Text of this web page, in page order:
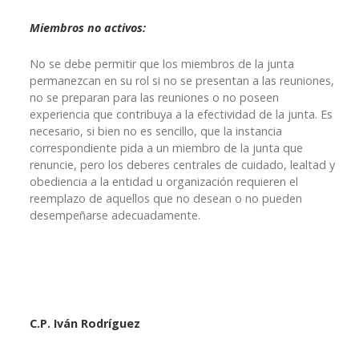
Miembros no activos:
No se debe permitir que los miembros de la junta
permanezcan en su rol si no se presentan a las reuniones,
no se preparan para las reuniones o no poseen
experiencia que contribuya a la efectividad de la junta. Es
necesario, si bien no es sencillo, que la instancia
correspondiente pida a un miembro de la junta que
renuncie, pero los deberes centrales de cuidado, lealtad y
obediencia a la entidad u organización requieren el
reemplazo de aquellos que no desean o no pueden
desempeñarse adecuadamente.
C.P. Iván Rodríguez